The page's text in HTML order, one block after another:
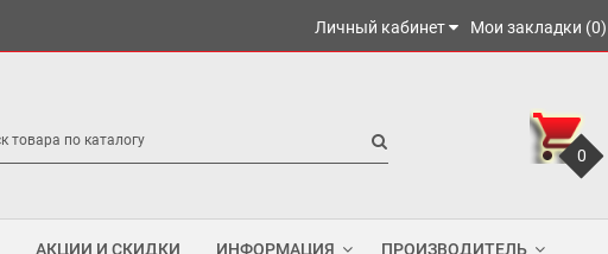
Личный кабинет Мои закладки (0)
0
АКЦИИ И СКИДКИ ИНФОРМАЦИЯ ПРОИЗВОДИТЕЛЬ